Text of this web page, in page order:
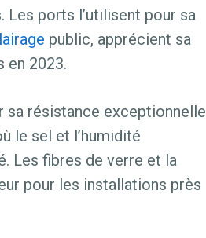
Les ports l’utilisent pour sa
public, apprécient sa
en 2023.
sa résistance exceptionnelle
le sel et l’humidité
Les fibres de verre et la
pour les installations près